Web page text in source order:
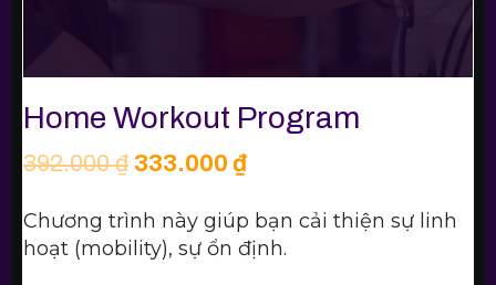
Home Workout Program
392.000₫ 333.000 ₫
Chương trình này giúp bạn cải thiện sự linh
hoạt (mobility), sự ổn định.